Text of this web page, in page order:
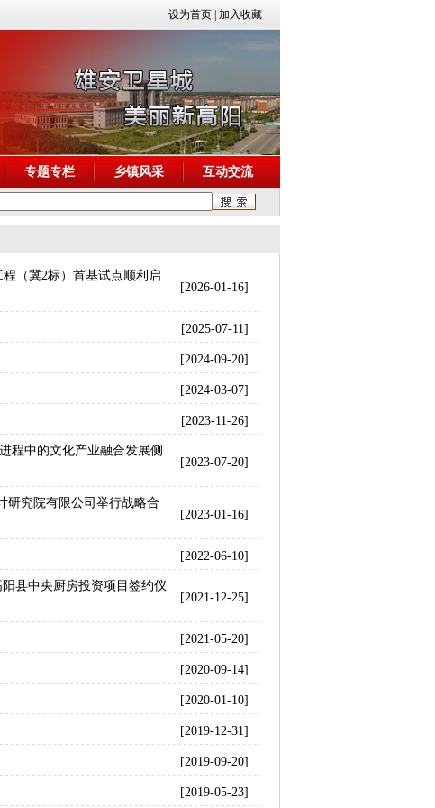
设为首页 加入收藏
专题专栏 乡镇风采 互动交流
（冀2标）首基试点顺利启
[2026-01-16]
[2025-07-11]
[2024-09-20]
[2024-03-07]
[2023-11-26]
程中的文化产业融合发展侧
[2023-07-20]
研究院有限公司举行战略合
[2023-01-16]
[2022-06-10]
县中央厨房投资项目签约仪
[2021-12-25]
[2021-05-20]
[2020-09-14]
[2020-01-10]
[2019-12-31]
[2019-09-20]
[2019-05-23]